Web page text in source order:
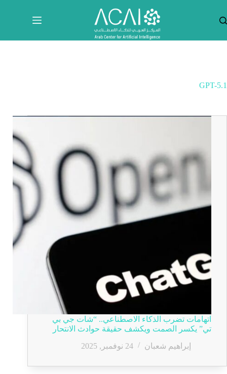
المحتوى
GPT-5.1
اتهامات تضرب الذكاء الاصطناعي.. “شات جي بي
تي” يكسر الصمت ويكشف حقيقة حوادث الانتحار
إبراهيم شعبان
24 نوفمبر, 2025